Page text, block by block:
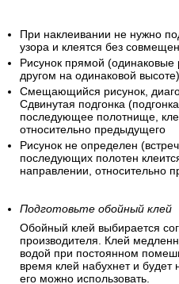
При наклеивании не нужно
узора и клеятся без
Рисунок прямой (одинаковые
другом на одинаковой
Смещающийся рисунок,
Сдвинутая подгонка
последующее полотнище,
относительно предыдущего
Рисунок не определен
последующих полотен
направлении, относительно
Подготовьте обойный клей
Обойный клей выбирается
производителя. Клей
водой при постоянном
время клей набухнет и будет
его можно использовать.